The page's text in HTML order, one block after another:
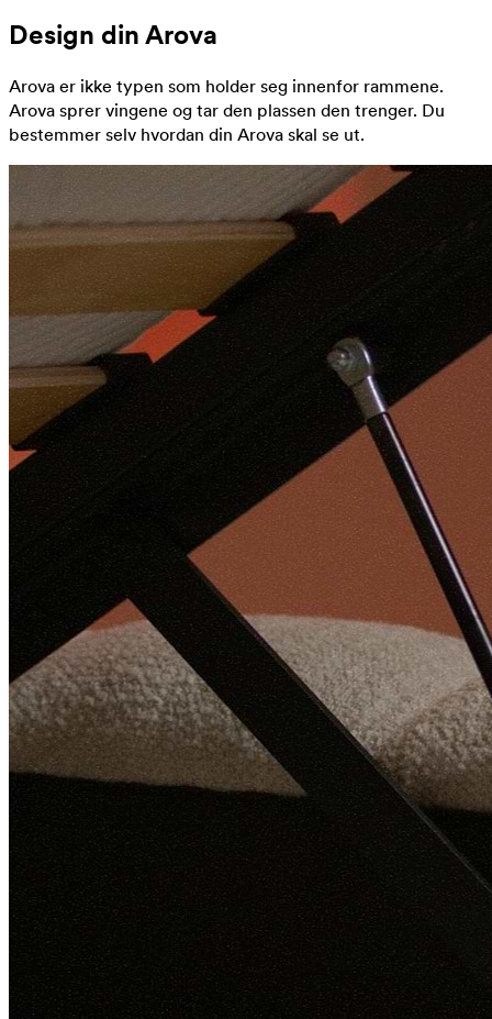
Design din Arova
Arova er ikke typen som holder seg innenfor rammene.
Arova sprer vingene og tar den plassen den trenger. Du
bestemmer selv hvordan din Arova skal se ut.